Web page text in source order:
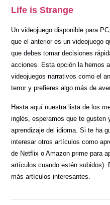
Life is Strange
Un videojuego disponible para
que el anterior es un videojuego
que debes tomar decisiones
acciones. Esta opción la hemos
videojuegos narrativos como el
terror y prefieres algo más de
Hasta aquí nuestra lista de los
inglés, esperamos que te gusten
aprendizaje del idioma. Si te ha
interesar otros artículos como
de Netflix o Amazon prime para
artículos cuando estén subidos).
más artículos interesantes.